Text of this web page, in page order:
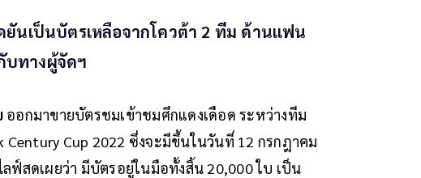
นเป็นบัตรเหลือจากโควต้า 2 ทีม ด้านแฟน
บทางผู้จัดฯ
ออกมาขายบัตรชมเข้าชมศึกแดงเดือด ระหว่างทีม
Cup 2022 ซึ่งจะมีขึ้นในวันที่ 12 กรกฎาคม
ฟ์สดเผยว่า มีบัตรอยู่ในมือทั้งสิ้น 20,000 ใบ เป็น